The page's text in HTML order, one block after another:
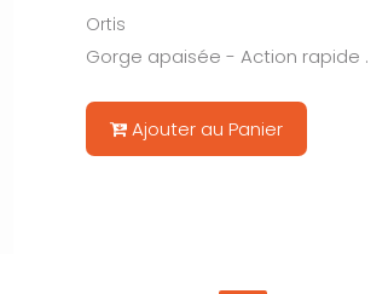
Ortis
Gorge apaisée - Action rapide .
Ajouter au Panier